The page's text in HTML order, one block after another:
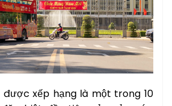
được xếp hạng là một trong 10